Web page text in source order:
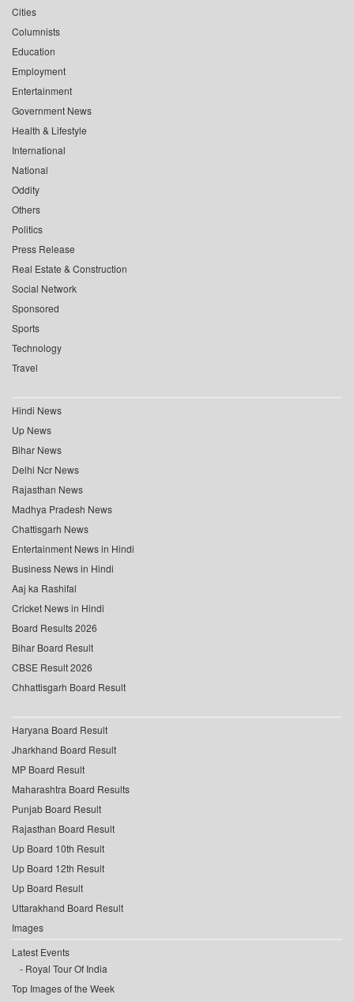
Cities
Columnists
Education
Employment
Entertainment
Government News
Health & Lifestyle
International
National
Oddity
Others
Politics
Press Release
Real Estate & Construction
Social Network
Sponsored
Sports
Technology
Travel
Hindi News
Up News
Bihar News
Delhi Ncr News
Rajasthan News
Madhya Pradesh News
Chattisgarh News
Entertainment News in Hindi
Business News in Hindi
Aaj ka Rashifal
Cricket News in Hindi
Board Results 2026
Bihar Board Result
CBSE Result 2026
Chhattisgarh Board Result
Haryana Board Result
Jharkhand Board Result
MP Board Result
Maharashtra Board Results
Punjab Board Result
Rajasthan Board Result
Up Board 10th Result
Up Board 12th Result
Up Board Result
Uttarakhand Board Result
Images
Latest Events
Royal Tour Of India
Top Images of the Week